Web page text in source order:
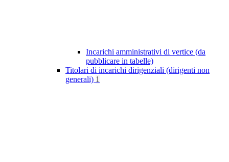
Incarichi amministrativi di vertice (da
pubblicare in tabelle)
Titolari di incarichi dirigenziali (dirigenti non
generali) 1